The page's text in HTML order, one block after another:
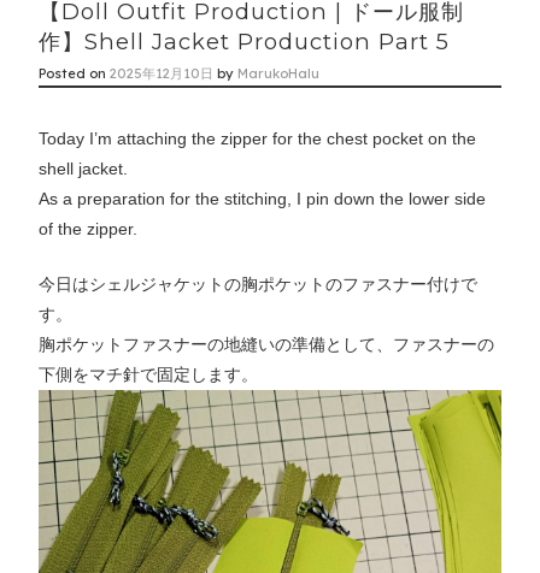
【Doll Outfit Production | ドール服制
作】Shell Jacket Production Part 5
Posted on2025年12月10日 by MarukoHalu
Today I’m attaching the zipper for the chest pocket on the
shell jacket.
As a preparation for the stitching, I pin down the lower side
of the zipper.
今日はシェルジャケットの胸ポケットのファスナー付けで
す。
胸ポケットファスナーの地縫いの準備として、ファスナーの
下側をマチ針で固定します。